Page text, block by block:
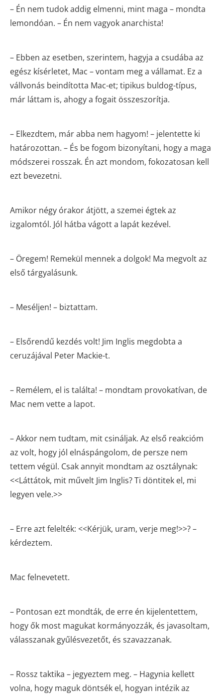
– Én nem tudok addig elmenni, mint maga – mondta
lemondóan. – Én nem vagyok anarchista!
– Ebben az esetben, szerintem, hagyja a csudába az
egész kísérletet, Mac – vontam meg a vállamat. Ez a
vállvonás beindította Mac-et; tipikus buldog-típus,
már láttam is, ahogy a fogait összeszorítja.
– Elkezdtem, már abba nem hagyom! – jelentette ki
határozottan. – És be fogom bizonyítani, hogy a maga
módszerei rosszak. Én azt mondom, fokozatosan kell
ezt bevezetni.
Amikor négy órakor átjött, a szemei égtek az
izgalomtól. Jól hátba vágott a lapát kezével.
– Öregem! Remekül mennek a dolgok! Ma megvolt az
első tárgyalásunk.
– Meséljen! – biztattam.
– Elsőrendű kezdés volt! Jim Inglis megdobta a
ceruzájával Peter Mackie-t.
– Remélem, el is találta! – mondtam provokatívan, de
Mac nem vette a lapot.
– Akkor nem tudtam, mit csináljak. Az első reakcióm
az volt, hogy jól elnáspángolom, de persze nem
tettem végül. Csak annyit mondtam az osztálynak:
<<Láttátok, mit művelt Jim Inglis? Ti döntitek el, mi
legyen vele.>>
– Erre azt felelték: <<Kérjük, uram, verje meg!>>? –
kérdeztem.
Mac felnevetett.
– Pontosan ezt mondták, de erre én kijelentettem,
hogy ők most magukat kormányozzák, és javasoltam,
válasszanak gyűlésvezetőt, és szavazzanak.
– Rossz taktika – jegyeztem meg. – Hagynia kellett
volna, hogy maguk döntsék el, hogyan intézik az